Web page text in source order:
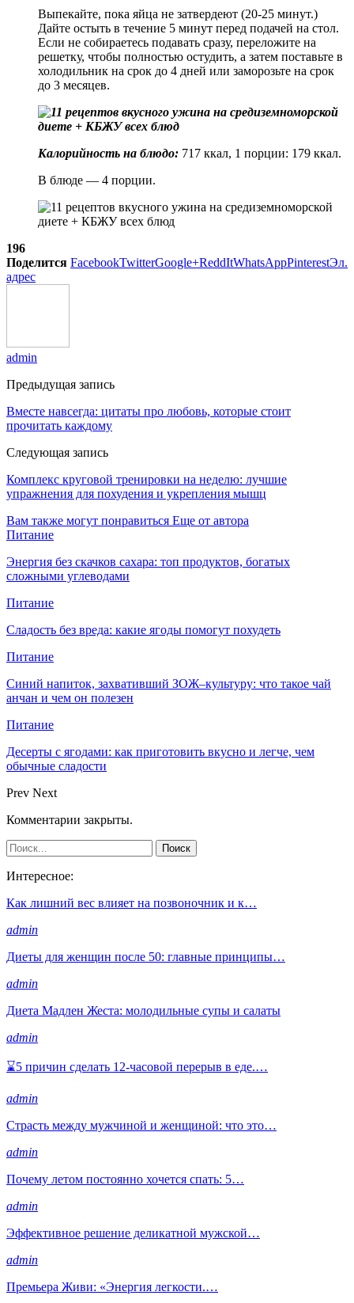
Выпекайте, пока яйца не затвердеют (20-25 минут.)
Дайте остыть в течение 5 минут перед подачей на стол.
Если не собираетесь подавать сразу, переложите на
решетку, чтобы полностью остудить, а затем поставьте в
холодильник на срок до 4 дней или заморозьте на срок
до 3 месяцев.
Калорийность на блюдо: 717 ккал, 1 порции: 179 ккал.
В блюде — 4 порции.
196
Поделится FacebookTwitterGoogle+ReddItWhatsAppPinterestЭл.
адрес
admin
Предыдущая запись
Вместе навсегда: цитаты про любовь, которые стоит
прочитать каждому
Следующая запись
Комплекс круговой тренировки на неделю: лучшие
упражнения для похудения и укрепления мышц
Вам также могут понравиться Еще от автора
Питание
Энергия без скачков сахара: топ продуктов, богатых
сложными углеводами
Питание
Сладость без вреда: какие ягоды помогут похудеть
Питание
Синий напиток, захвативший ЗОЖ–культуру: что такое чай
анчан и чем он полезен
Питание
Десерты с ягодами: как приготовить вкусно и легче, чем
обычные сладости
Prev Next
Комментарии закрыты.
Интересное:
Как лишний вес влияет на позвоночник и к…
admin
Диеты для женщин после 50: главные принципы…
admin
Диета Мадлен Жеста: молодильные супы и салаты
admin
⌛5 причин сделать 12-часовой перерыв в еде.…
admin
Страсть между мужчиной и женщиной: что это…
admin
Почему летом постоянно хочется спать: 5…
admin
Эффективное решение деликатной мужской…
admin
Премьера Живи: «Энергия легкости.…